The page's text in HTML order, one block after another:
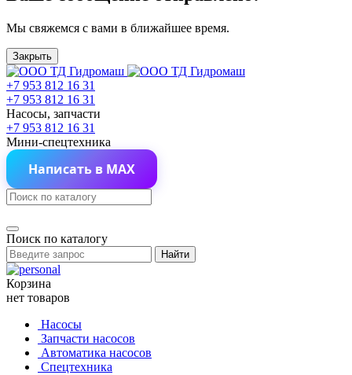
Мы свяжемся с вами в ближайшее время.
Закрыть
+7 953 812 16 31
+7 953 812 16 31
Насосы, запчасти
+7 953 812 16 31
Мини-спецтехника
Написать в MAX
Поиск по каталогу
Найти
Корзина
нет товаров
Насосы
Запчасти насосов
Автоматика насосов
Спецтехника